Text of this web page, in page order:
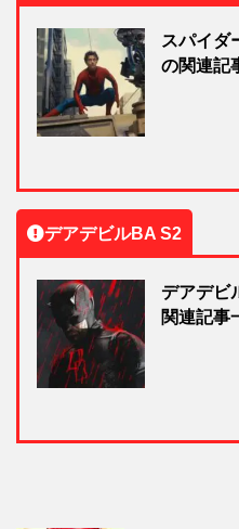
スパイダ
の関連記
デアデビルBA S2
デアデビ
関連記事